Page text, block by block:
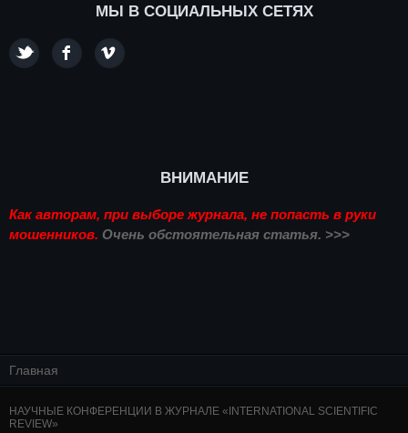
МЫ В СОЦИАЛЬНЫХ СЕТЯХ
ВНИМАНИЕ
Как авторам, при выборе журнала, не попасть в руки
мошенников. Очень обстоятельная статья. >>>
Главная
НАУЧНЫЕ КОНФЕРЕНЦИИ В ЖУРНАЛЕ «INTERNATIONAL SCIENTIFIC
REVIEW»